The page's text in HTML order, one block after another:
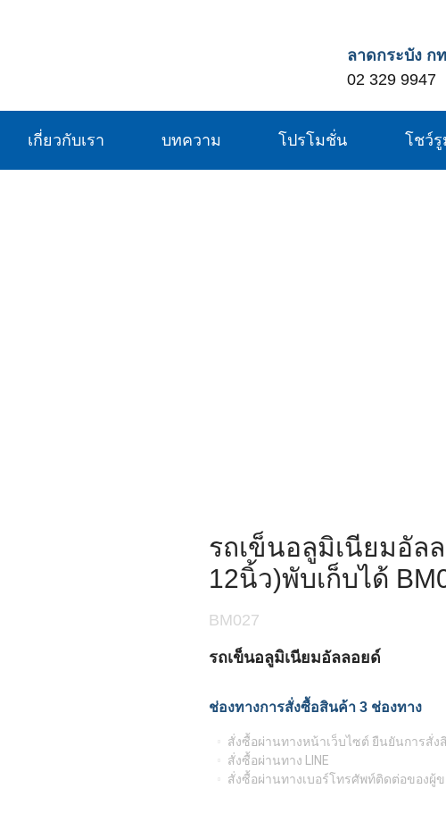
ลาดกระบัง ก
02 329 9947
เกี่ยวกับเรา บทความ โปรโมชั่น โชว์
รถเข็นอลูมิเนียมอัล
12นิ้ว)พับเก็บได้
BM027
รถเข็นอลูมิเนียมอัลลอยด์
ช่องทางการสั่งซื้อสินค้า 3 ช่องทาง
สั่งซื้อผ่านทางหน้าเว็บไซต์ ยืนยันการสั่ง
สั่งซื้อผ่านทาง LINE
สั่งซื้อผ่านทางเบอร์โทรศัพท์ติดต่อของผู้